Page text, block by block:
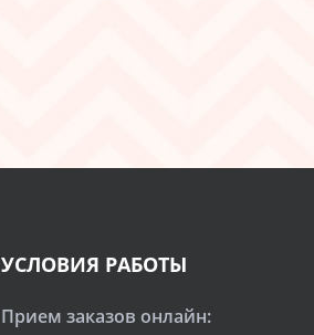
УСЛОВИЯ РАБОТЫ
Прием заказов онлайн: